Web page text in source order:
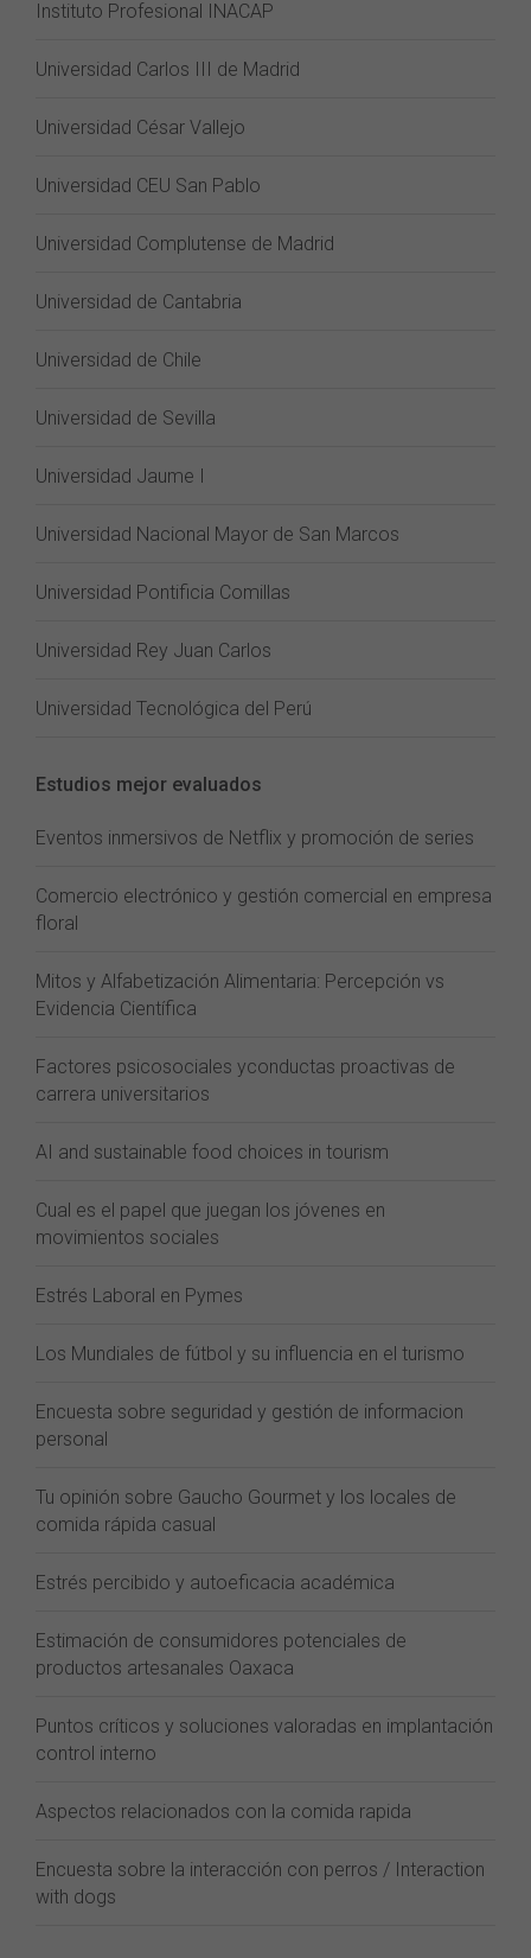
Instituto Profesional INACAP
Universidad Carlos III de Madrid
Universidad César Vallejo
Universidad CEU San Pablo
Universidad Complutense de Madrid
Universidad de Cantabria
Universidad de Chile
Universidad de Sevilla
Universidad Jaume I
Universidad Nacional Mayor de San Marcos
Universidad Pontificia Comillas
Universidad Rey Juan Carlos
Universidad Tecnológica del Perú
Estudios mejor evaluados
Eventos inmersivos de Netflix y promoción de series
Comercio electrónico y gestión comercial en empresa
floral
Mitos y Alfabetización Alimentaria: Percepción vs
Evidencia Científica
Factores psicosociales yconductas proactivas de
carrera universitarios
AI and sustainable food choices in tourism
Cual es el papel que juegan los jóvenes en
movimientos sociales
Estrés Laboral en Pymes
Los Mundiales de fútbol y su influencia en el turismo
Encuesta sobre seguridad y gestión de informacion
personal
Tu opinión sobre Gaucho Gourmet y los locales de
comida rápida casual
Estrés percibido y autoeficacia académica
Estimación de consumidores potenciales de
productos artesanales Oaxaca
Puntos críticos y soluciones valoradas en implantación
control interno
Aspectos relacionados con la comida rapida
Encuesta sobre la interacción con perros / Interaction
with dogs